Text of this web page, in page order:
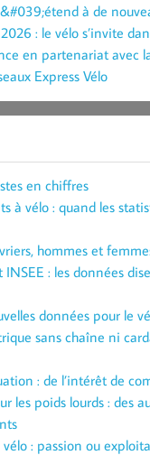
à de
: le vélo s’invite
en partenariat avec
Express Vélo
en chiffres
à vélo : quand les
hommes et
INSEE : les données
données pour le
sans chaîne ni
: de l’intérêt de
les poids lourds : des
: passion ou